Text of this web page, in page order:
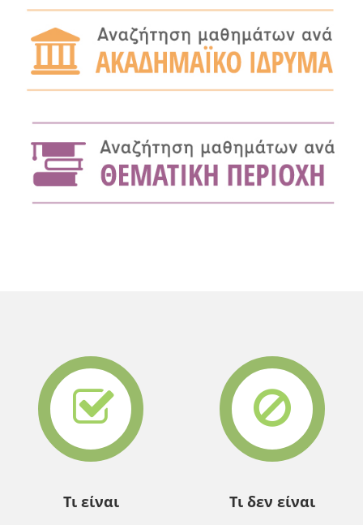
Τι είναι
Τι δεν είναι